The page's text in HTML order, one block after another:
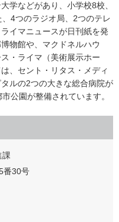
学などがあり、小学校8校、
4つのラジオ局、2つのテレ
イマニュースが日刊紙を発
物館や、マクドネルハウ
・ライマ（美術展示ホー
、セント・リタス・メディ
ルの2つの大きな総合病院が
公園が整備されています。
課
番30号